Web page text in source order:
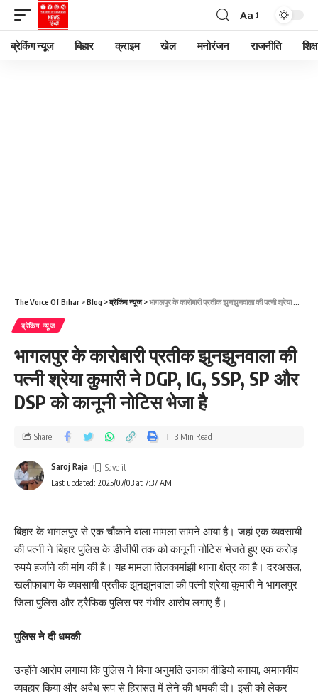
Aa
ब्रेकिंग न्यूज बिहार क्राइम खेल मनोरंजन राजनीति
The Voice Of Bihar >Blog >ब्रेकिंग न्यूज>भागलपुर के कारोबारी प्रतीक झुनझुनवाला की पत्नी श्रेया कुमारी ने DGP, IG, SSP, SP और DSP को कानूनी नोटिस भेजा है
ब्रेकिंग न्यूज
भागलपुर के कारोबारी प्रतीक झुनझुनवाला की
पत्नी श्रेया कुमारी ने DGP, IG, SSP, SP और
DSP को कानूनी नोटिस भेजा है
Last updated: 2025/07/03 at 7:37 AM
Saroj Raja
Share 3 Min Read
बिहार के भागलपुर से एक चौंकाने वाला मामला सामने आया है। जहां एक व्यवसायी
की पत्नी ने बिहार पुलिस के डीजीपी तक को कानूनी नोटिस भेजते हुए एक करोड़
रुपये हर्जाने की मांग की है। यह मामला तिलकामांझी थाना क्षेत्र का है। दरअसल,
खलीफाबाग के व्यवसायी प्रतीक झुनझुनवाला की पत्नी श्रेया कुमारी ने भागलपुर
जिला पुलिस और ट्रैफिक पुलिस पर गंभीर आरोप लगाए हैं।
पुलिस ने दी धमकी
उन्होंने आरोप लगाया कि पुलिस ने बिना अनुमति उनका वीडियो बनाया, अमानवीय
व्यवहार किया और अवैध रूप से हिरासत में लेने की धमकी दी। इसी को लेकर